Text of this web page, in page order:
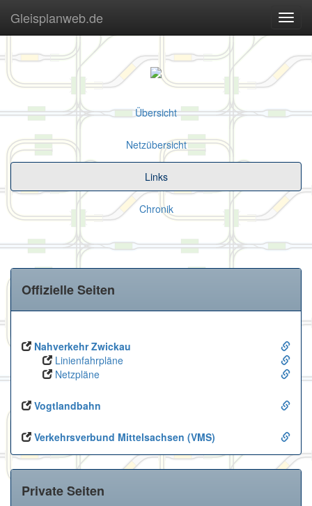
ein-/
Gleisplanweb.de
Übersicht
Netzübersicht
Links
Chronik
Offizielle Seiten
Nahverkehr Zwickau
Linienfahrpläne
Netzpläne
Vogtlandbahn
Verkehrsverbund Mittelsachsen (VMS)
Private Seiten